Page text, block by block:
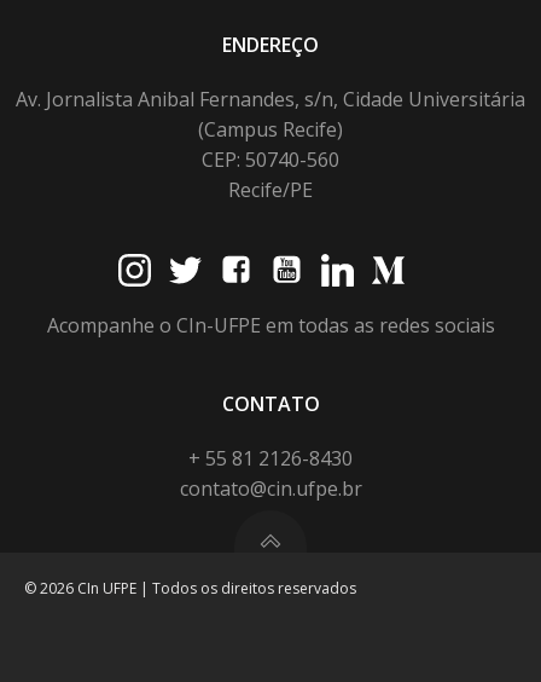
ENDEREÇO
Av. Jornalista Anibal Fernandes, s/n, Cidade Universitária
(Campus Recife)
CEP: 50740-560
Recife/PE
Acompanhe o CIn-UFPE em todas as redes sociais
CONTATO
+ 55 81 2126-8430
contato@cin.ufpe.br
© 2026 CIn UFPE | Todos os direitos reservados